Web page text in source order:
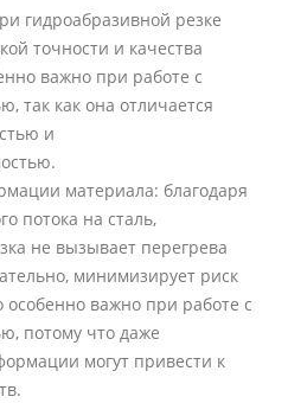
гидроабразивной резке
точности и качества
важно при работе с
так как она отличается
и
материала: благодаря
потока на сталь,
не вызывает перегрева
минимизирует риск
важно при работе с
потому что даже
могут привести к